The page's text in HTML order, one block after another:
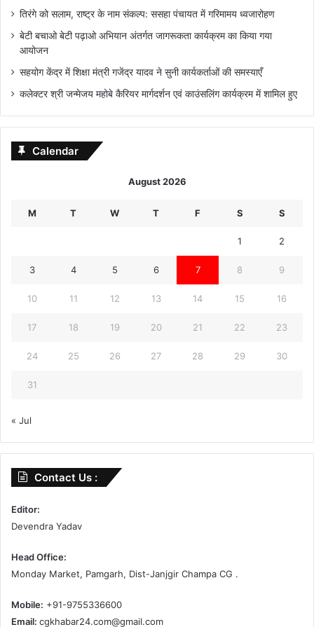
तिरंगे को सलाम, राष्ट्र के नाम संकल्प: ससहा पंचायत में गरिमामय ध्वजारोहण
बेटी बचाओ बेटी पढ़ाओ अभियान अंतर्गत जागरूकता कार्यक्रम का किया गया
आयोजन
सहयोग केंद्र में शिक्षा मंत्री गजेंद्र यादव ने सुनी कार्यकर्ताओं की समस्याएँ
कलेक्टर श्री जन्मेजय महोबे कैरियर मार्गदर्शन एवं काउंसलिंग कार्यक्रम में शामिल हुए
Calendar
August 2026
M T W T F S S
1 2
3 4 5 6 7 8 9
10 11 12 13 14 15 16
17 18 19 20 21 22 23
24 25 26 27 28 29 30
31
« Jul
Contact Us :
Editor:
Devendra Yadav
Head Office:
Monday Market, Pamgarh, Dist-Janjgir Champa CG .
Mobile: +91-9755336600
Email: cgkhabar24.com@gmail.com